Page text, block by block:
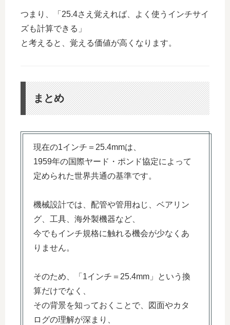
つまり、「25.4さえ覚えれば、よく使うインチサイ
ズも計算できる」
と考えると、覚える価値が高くなります。
まとめ
現在の1インチ＝25.4mmは、
1959年の国際ヤード・ポンド協定によって
定められた世界共通の基準です。
機械設計では、配管や管用ねじ、ベアリン
グ、工具、海外製機器など、
今でもインチ規格に触れる機会が少なくあ
りません。
そのため、「1インチ＝25.4mm」という換
算だけでなく、
その背景を知っておくことで、図面やカタ
ログの理解が深まり、